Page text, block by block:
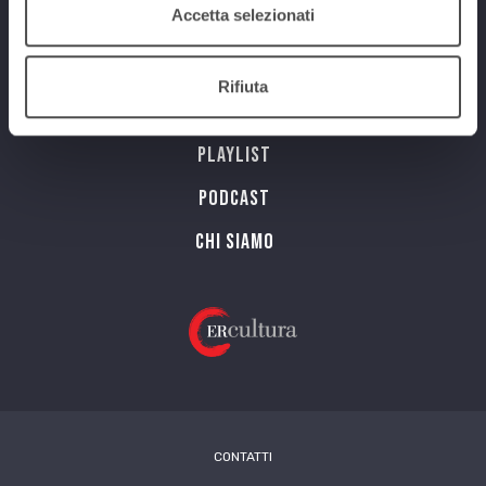
Accetta selezionati
Rifiuta
Streaming
Playlist
PODCAST
Chi siamo
CONTATTI